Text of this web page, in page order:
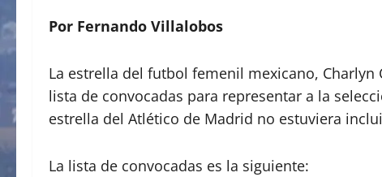
Por Fernando Villalobos
La estrella del futbol femenil mexicano,
lista de convocadas para representar a la
estrella del Atlético de Madrid no estuviera
La lista de convocadas es la siguiente: